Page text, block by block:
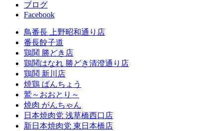
ブログ
Facebook
鳥番長 上野昭和通り店
番長餃子道
鶏鬨 勝どき店
鶏鬨はなれ 勝どき清澄通り店
鶏鬨 新川店
焼鶏 ばんちょう
鷲～おおとり～
焼肉 がんちゃん
日本焼肉党 浅草橋西口店
新日本焼肉党 東日本橋店